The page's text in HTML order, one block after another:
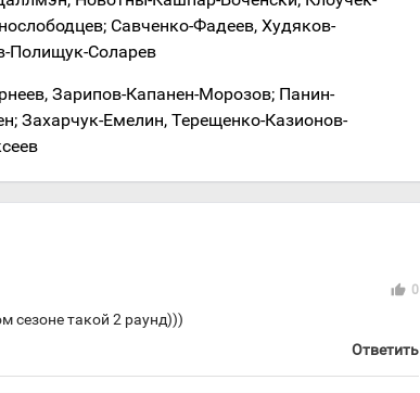
Савченко-Фадеев, Худяков-
Полищук-Соларев
Зарипов-Капанен-Морозов; Панин-
Захарчук-Емелин, Терещенко-Казионов-
thumb_up 0
сезоне такой 2 раунд)))
Ответить